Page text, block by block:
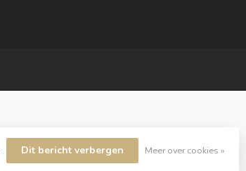
Dit bericht verbergen Meer over cookies »